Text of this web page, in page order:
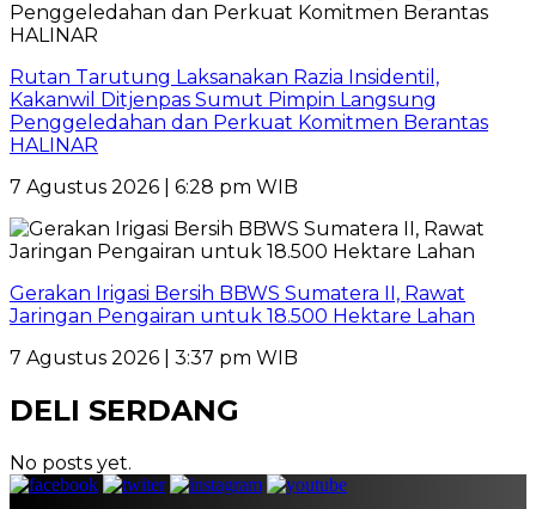
Rutan Tarutung Laksanakan Razia Insidentil,
Kakanwil Ditjenpas Sumut Pimpin Langsung
Penggeledahan dan Perkuat Komitmen Berantas
HALINAR
7 Agustus 2026 | 6:28 pm WIB
Gerakan Irigasi Bersih BBWS Sumatera II, Rawat
Jaringan Pengairan untuk 18.500 Hektare Lahan
7 Agustus 2026 | 3:37 pm WIB
DELI SERDANG
No posts yet.